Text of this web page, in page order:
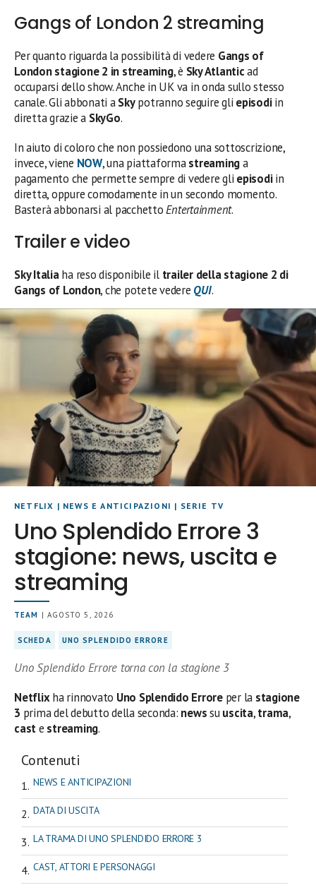
Gangs of London 2 streaming
Per quanto riguarda la possibilità di vedere Gangs of
London stagione 2 in streaming, è Sky Atlanticad
occuparsi dello show. Anche in UK va in onda sullo stesso
canale. Gli abbonati aSkypotranno seguire gli episodiin
diretta grazie a SkyGo.
In aiuto di coloro che non possiedono una sottoscrizione,
invece, viene NOW, una piattaformastreaminga
pagamento che permette sempre di vedere gli episodiin
diretta, oppure comodamente in un secondo momento.
Basterà abbonarsi al pacchettoEntertainment.
Trailer e video
Sky Italiaha reso disponibile il trailer della stagione 2 di
Gangs of London, che potete vedere QUI.
NETFLIX | NEWS E ANTICIPAZIONI | SERIE TV
Uno Splendido Errore 3
stagione: news, uscita e
streaming
TEAM | AGOSTO 5, 2026
SCHEDA UNO SPLENDIDO ERRORE
Uno Splendido Errore torna con la stagione 3
Netflixha rinnovato Uno Splendido Erroreper la stagione
3 prima del debutto della seconda: newssuuscita,trama,
caste streaming.
Contenuti
NEWS E ANTICIPAZIONI
DATA DI USCITA
LA TRAMA DI UNO SPLENDIDO ERRORE 3
CAST, ATTORI E PERSONAGGI